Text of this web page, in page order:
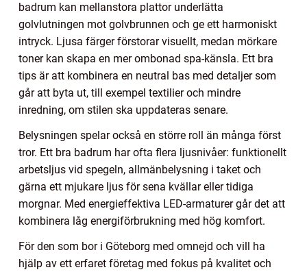
badrum kan mellanstora plattor underlätta
golvlutningen mot golvbrunnen och ge ett harmoniskt
intryck. Ljusa färger förstorar visuellt, medan mörkare
toner kan skapa en mer ombonad spa-känsla. Ett bra
tips är att kombinera en neutral bas med detaljer som
går att byta ut, till exempel textilier och mindre
inredning, om stilen ska uppdateras senare.
Belysningen spelar också en större roll än många först
tror. Ett bra badrum har ofta flera ljusnivåer: funktionellt
arbetsljus vid spegeln, allmänbelysning i taket och
gärna ett mjukare ljus för sena kvällar eller tidiga
morgnar. Med energieffektiva LED-armaturer går det att
kombinera låg energiförbrukning med hög komfort.
För den som bor i Göteborg med omnejd och vill ha
hjälp av ett erfaret företag med fokus på kvalitet och